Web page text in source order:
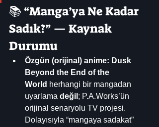
📚 “Manga’ya Ne Kadar
Sadık?” — Kaynak
Durumu
Özgün (orijinal) anime: Dusk
Beyond the End of the
World herhangi bir mangadan
uyarlama değil ; P.A.Works’ün
orijinal senaryolu TV projesi.
Dolayısıyla “mangaya sadakat”